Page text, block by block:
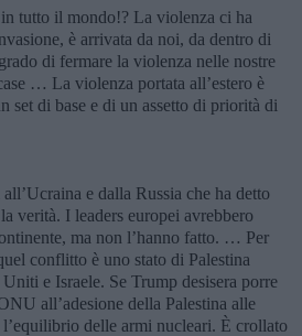
tutto il mondo!? La violenza ci ha
è arrivata da noi, da dentro di
di fermare la violenza nelle nostre
… La violenza portata all’estero è
set di base e di un assetto di priorità di
e dalla Russia che ha detto
verità. I leaders europei avrebbero
ma non l’hanno fatto. … Per
conflitto è uno stato di Palestina
e Israele. Se Trump desisera porre
all’adesione della Palestina alle
delle armi nucleari. È crollato